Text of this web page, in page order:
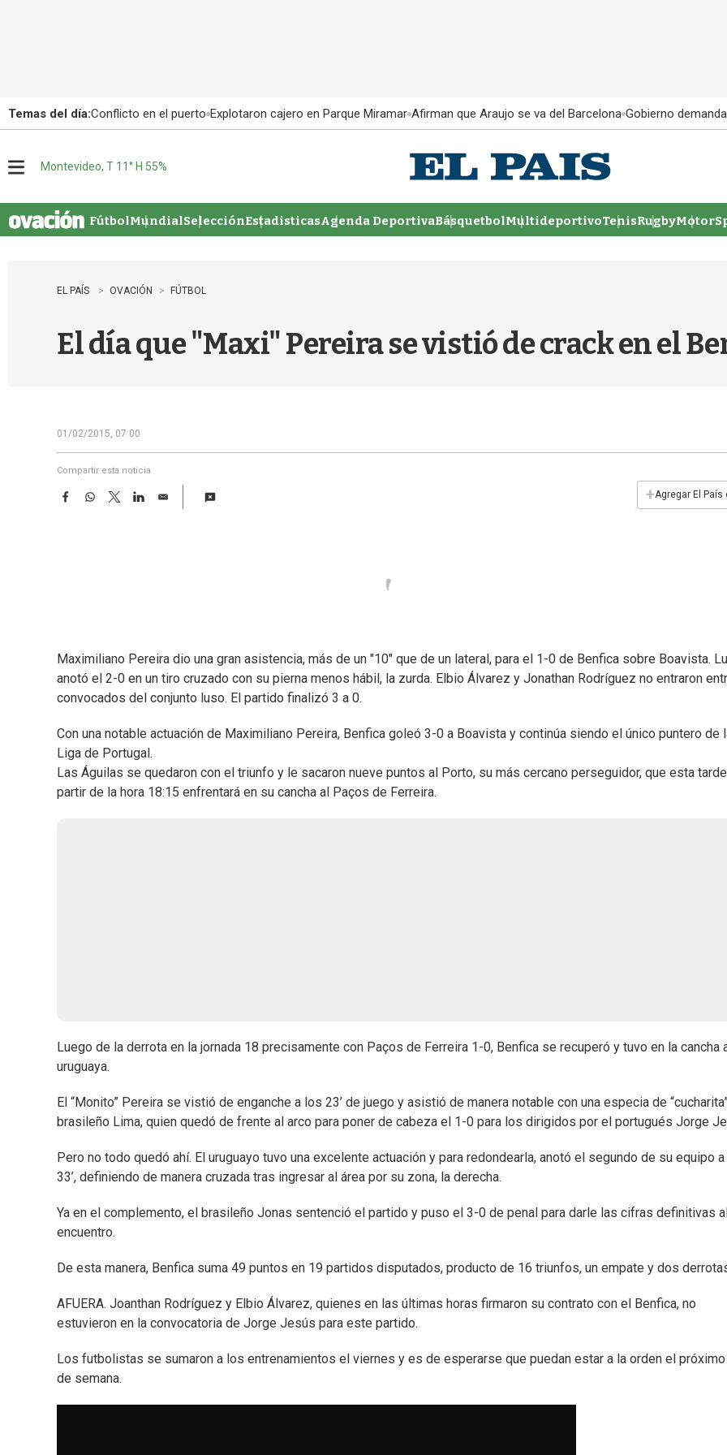
Temas del día:Conflicto en el puerto Explotaron cajero en Parque Miramar Afirman que Araujo se va del Barcelona Gobierno
u
Montevideo, T 11° H 55%
FútbolMundialSelecciónEstadisticasAgenda DeportivaBásquetbolMultideportivoTenisRugby
EL PAÍS OVACIÓN FÚTBOL
El día que "Maxi" Pereira se vistió de crack en el
01/02/2015, 07:00
Compartir esta noticia
F
W
T
w
L
E
+Agregar El País
Maximiliano Pereira dio una gran asistencia, más de un "10" que de un lateral, para el 1-0 de Benfica sobre Boavista.
anotó el 2-0 en un tiro cruzado con su pierna menos hábil, la zurda. Elbio Álvarez y Jonathan Rodríguez no entraron
convocados del conjunto luso. El partido finalizó 3 a 0.
Con una notable actuación de Maximiliano Pereira, Benfica goleó 3-0 a Boavista y continúa siendo el único puntero de
Liga de Portugal.
Las Águilas se quedaron con el triunfo y le sacaron nueve puntos al Porto, su más cercano perseguidor, que esta
partir de la hora 18:15 enfrentará en su cancha al Paços de Ferreira.
Luego de la derrota en la jornada 18 precisamente con Paços de Ferreira 1-0, Benfica se recuperó y tuvo en la cancha
uruguaya.
El “Monito” Pereira se vistió de enganche a los 23’ de juego y asistió de manera notable con una especia de
brasileño Lima, quien quedó de frente al arco para poner de cabeza el 1-0 para los dirigidos por el portugués Jorge
Pero no todo quedó ahí. El uruguayo tuvo una excelente actuación y para redondearla, anotó el segundo de su equipo
33’, definiendo de manera cruzada tras ingresar al área por su zona, la derecha.
Ya en el complemento, el brasileño Jonas sentenció el partido y puso el 3-0 de penal para darle las cifras definitivas al
encuentro.
De esta manera, Benfica suma 49 puntos en 19 partidos disputados, producto de 16 triunfos, un empate y dos
AFUERA. Joanthan Rodríguez y Elbio Álvarez, quienes en las últimas horas firmaron su contrato con el Benfica, no
estuvieron en la convocatoria de Jorge Jesús para este partido.
Los futbolistas se sumaron a los entrenamientos el viernes y es de esperarse que puedan estar a la orden el
de semana.